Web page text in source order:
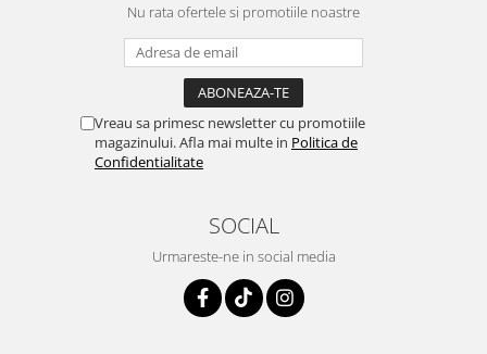
Articole HoReCa
Solutii profesionale pentru
curatenie si intretinere
Solutii si detergenti industriali
Concentralia Profesional
Dispensere prosoape pliate de
Dispensere role prosop hartie si
Dispensere hartie igienica si
Nu rata ofertele si promotiile noastre
Vreau sa primesc newsletter cu promotiile
magazinului. Afla mai multe in Politica de
Confidentialitate
SOCIAL
Urmareste-ne in social media